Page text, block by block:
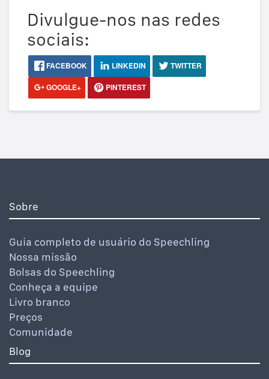
Divulgue-nos nas redes
sociais:
FACEBOOK LINKEDIN
TWITTER
GOOGLE+
PINTEREST
Sobre
Guia completo de usuário do Speechling
Nossa missão
Bolsas do Speechling
Conheça a equipe
Livro branco
Preços
Comunidade
Blog